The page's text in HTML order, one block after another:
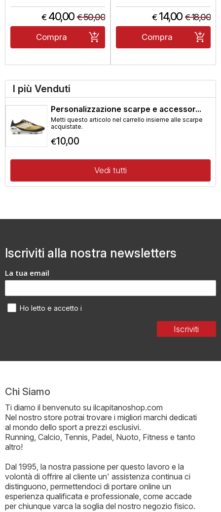
€ 40,00 €50,00
Compra
€ 14,00 €18,00
Compra
I più Venduti
Personalizzazione scarpe e accessor...
Metti questo articolo nel carrello insieme alle scarpe
acquistate.
€10,00
Vedi tutti
Iscriviti alla nostra newsletters
La tua email
Iscriviti
Ho letto e accetto i
Chi Siamo
Ti diamo il benvenuto su ilcapitanoshop.com
Nel nostro store potrai trovare i migliori marchi dedicati
al mondo dello sport a prezzi esclusivi.
Running, Calcio, Tennis, Padel, Nuoto, Fitness e tanto
altro!
Dal 1995, la nostra passione per questo lavoro e la
volontà di offrire al cliente un' assistenza continua ci
distinguono, permettendoci di portare online un
esperienza qualificata e professionale, come accade
per chiunque varca la soglia del nostro negozio fisico.